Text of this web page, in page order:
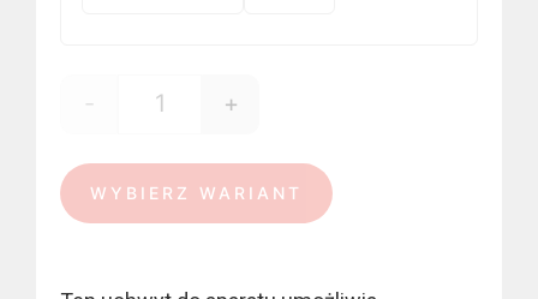
ilość Panavision - Arri
- +
WYBIERZ WARIANT